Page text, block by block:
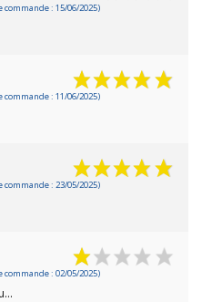
commande : 15/06/2025)
commande : 11/06/2025)
commande : 23/05/2025)
commande : 02/05/2025)